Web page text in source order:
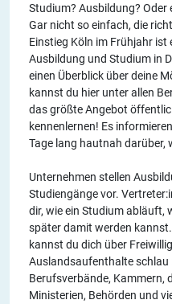
Studium? Ausbildung? Oder
Gar nicht so einfach, die
Einstieg Köln im Frühjahr
Ausbildung und Studium in
einen Überblick über deine
kannst du hier unter allen
das größte Angebot
kennenlernen! Es
Tage lang hautnah darüber,
Unternehmen stellen
Studiengänge vor.
dir, wie ein Studium abläuft,
später damit werden
kannst du dich über
Auslandsaufenthalte
Berufsverbände, Kammern,
Ministerien, Behörden und